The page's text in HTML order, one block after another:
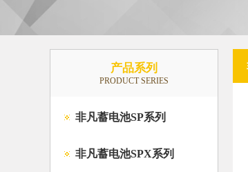
产品系列
PRODUCT SERIES
非凡蓄电池SP系列
非凡蓄电池SPX系列